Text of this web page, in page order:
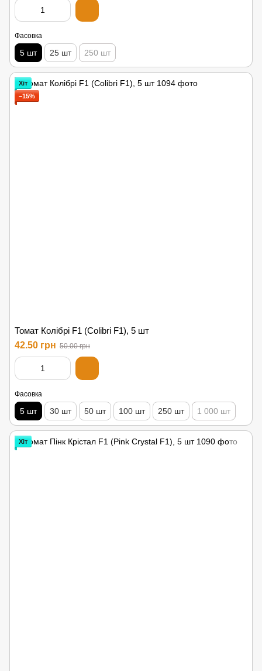
Фасовка
5 шт 25 шт 250 шт
Хіт
−15%
Томат Колібрі F1 (Colibri F1), 5 шт
42.50 грн 50.00 грн
Фасовка
5 шт 30 шт 50 шт 100 шт 250 шт 1 000 шт
Хіт